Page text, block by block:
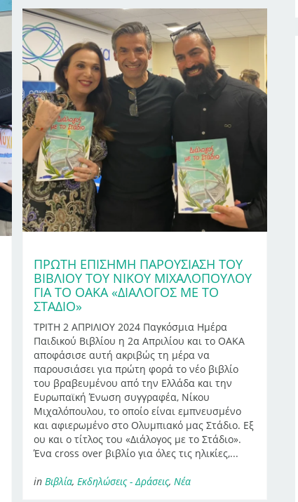
ΠΡΏΤΗ ΕΠΊΣΗΜΗ ΠΑΡΟΥΣΊΑΣΗ ΤΟΥ
ΒΙΒΛΊΟΥ ΤΟΥ ΝΊΚΟΥ ΜΙΧΑΛΌΠΟΥΛΟΥ
ΓΙΑ ΤΟ ΟΑΚΑ «ΔΙΆΛΟΓΟΣ ΜΕ ΤΟ
ΣΤΆΔΙΟ»
ΤΡΙΤΗ 2 ΑΠΡΙΛΙΟΥ 2024 Παγκόσμια Ημέρα
Παιδικού Βιβλίου η 2α Απριλίου και το ΟΑΚΑ
αποφάσισε αυτή ακριβώς τη μέρα να
παρουσιάσει για πρώτη φορά το νέο βιβλίο
του βραβευμένου από την Ελλάδα και την
Ευρωπαϊκή Ένωση συγγραφέα, Νίκου
Μιχαλόπουλου, το οποίο είναι εμπνευσμένο
και αφιερωμένο στο Ολυμπιακό μας Στάδιο. Εξ
ου και ο τίτλος του «Διάλογος με το Στάδιο».
Ένα cross over βιβλίο για όλες τις ηλικίες,...
in Βιβλία, Εκδηλώσεις - Δράσεις, Νέα